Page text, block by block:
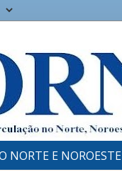
NORTE E NOROESTE